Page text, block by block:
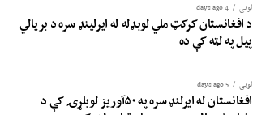
لوبی 4 days ago
د افغانستان کرکټ ملي لوبډله له ایرلینډ سره د بریالي
پیل په لټه کې ده
لوبی 5 days ago
افغانستان له ایرلنډ سره په ۵۰آوریز لوبلړۍ کې د